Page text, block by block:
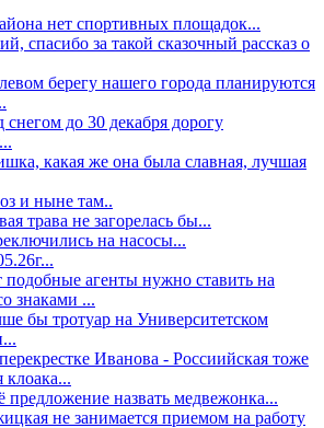
нет спортивных площадок...
спасибо за такой сказочный рассказ о
берегу нашего города планируются
снегом до 30 декабря дорогу
какая же она была славная, лучшая
и ныне там..
трава не загорелась бы...
на насосы...
подобные агенты нужно ставить на
знаками ...
бы тротуар на Университетском
Иванова - Россиийская тоже
клоака...
предложение назвать медвежонка...
не занимается приемом на работу